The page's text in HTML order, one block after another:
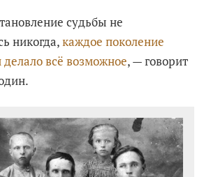
судьбы не
никогда,каждое поколение
всё возможное, — говорит